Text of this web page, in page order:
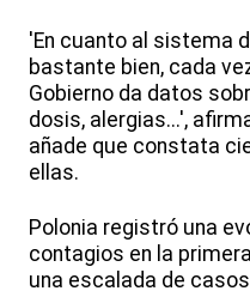
'En cuanto al sistema
bastante bien, cada
Gobierno da datos
dosis, alergias...',
añade que constata
ellas.
Polonia registró una
contagios en la
una escalada de